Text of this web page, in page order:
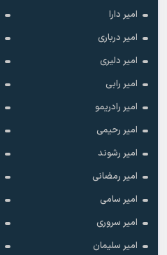
امیر دارا
امیر درباری
امیر دلیری
امیر رابی
امیر رادریمو
امیر رحیمی
امیر رشوند
امیر رمضانی
امیر سامی
امیر سروری
امیر سلیمان